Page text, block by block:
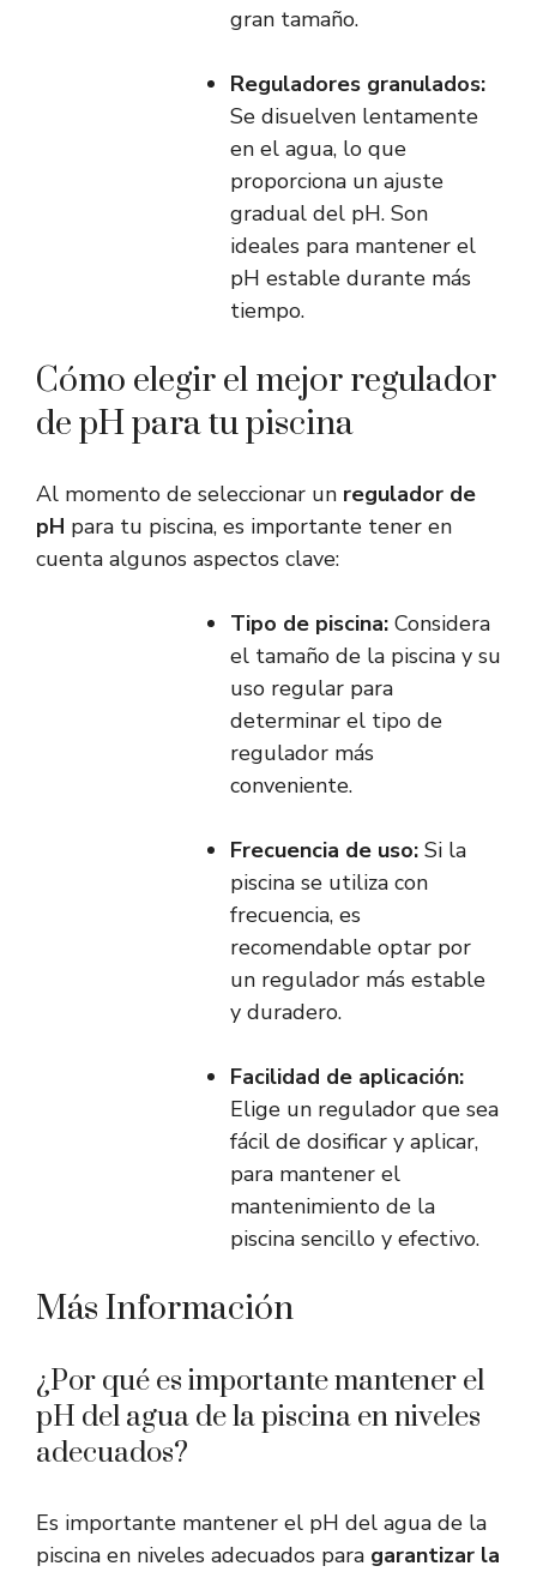
gran tamaño.
Reguladores granulados:
Se disuelven lentamente
en el agua, lo que
proporciona un ajuste
gradual del pH. Son
ideales para mantener el
pH estable durante más
tiempo.
Cómo elegir el mejor regulador
de pH para tu piscina
Al momento de seleccionar un regulador de
pH para tu piscina, es importante tener en
cuenta algunos aspectos clave:
Tipo de piscina: Considera
el tamaño de la piscina y su
uso regular para
determinar el tipo de
regulador más
conveniente.
Frecuencia de uso: Si la
piscina se utiliza con
frecuencia, es
recomendable optar por
un regulador más estable
y duradero.
Facilidad de aplicación:
Elige un regulador que sea
fácil de dosificar y aplicar,
para mantener el
mantenimiento de la
piscina sencillo y efectivo.
Más Información
¿Por qué es importante mantener el
pH del agua de la piscina en niveles
adecuados?
Es importante mantener el pH del agua de la
piscina en niveles adecuados para garantizar la